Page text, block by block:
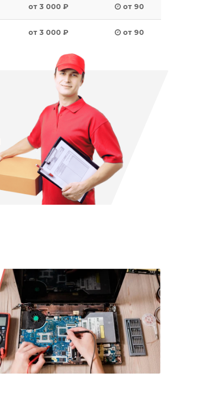
от 3 000 ₽ от 90
от 3 000 ₽ от 90